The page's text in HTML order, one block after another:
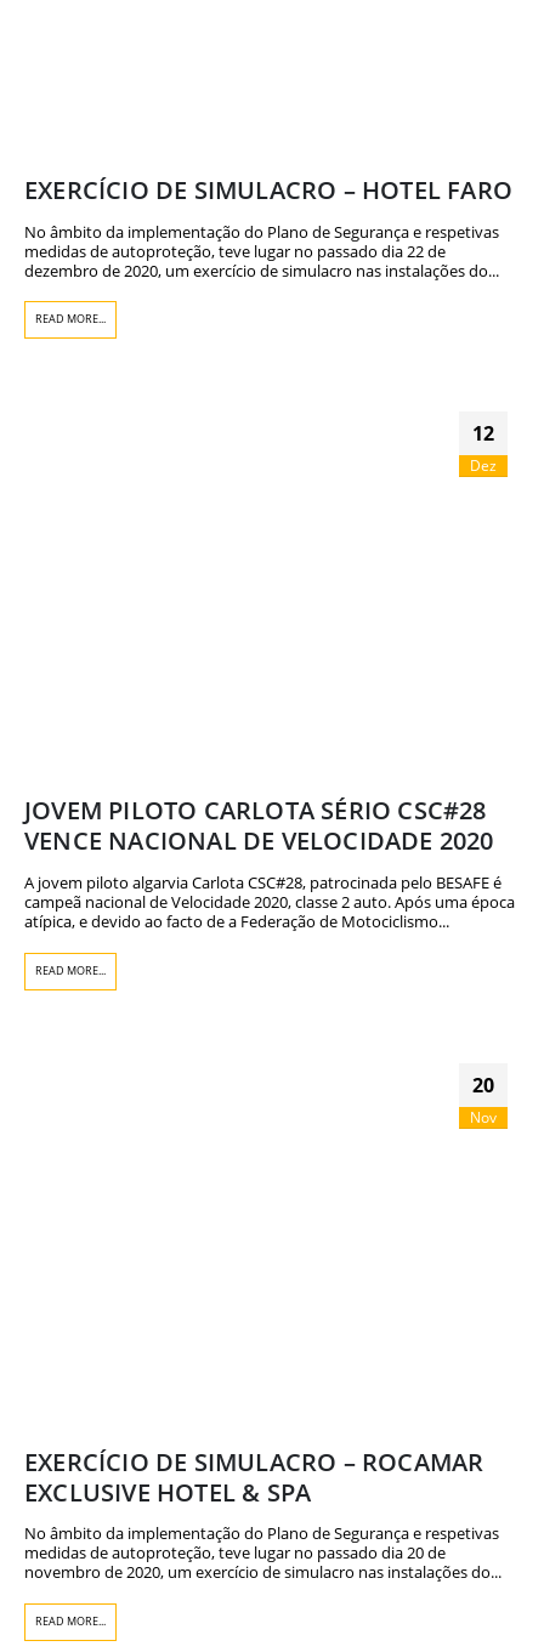
EXERCÍCIO DE SIMULACRO – HOTEL FARO
No âmbito da implementação do Plano de Segurança e respetivas
medidas de autoproteção, teve lugar no passado dia 22 de
dezembro de 2020, um exercício de simulacro nas instalações do...
READ MORE...
12
Dez
JOVEM PILOTO CARLOTA SÉRIO CSC#28
VENCE NACIONAL DE VELOCIDADE 2020
A jovem piloto algarvia Carlota CSC#28, patrocinada pelo BESAFE é
campeã nacional de Velocidade 2020, classe 2 auto. Após uma época
atípica, e devido ao facto de a Federação de Motociclismo...
READ MORE...
20
Nov
EXERCÍCIO DE SIMULACRO – ROCAMAR
EXCLUSIVE HOTEL & SPA
No âmbito da implementação do Plano de Segurança e respetivas
medidas de autoproteção, teve lugar no passado dia 20 de
novembro de 2020, um exercício de simulacro nas instalações do...
READ MORE...